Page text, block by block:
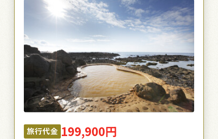
旅行代金 199,900円